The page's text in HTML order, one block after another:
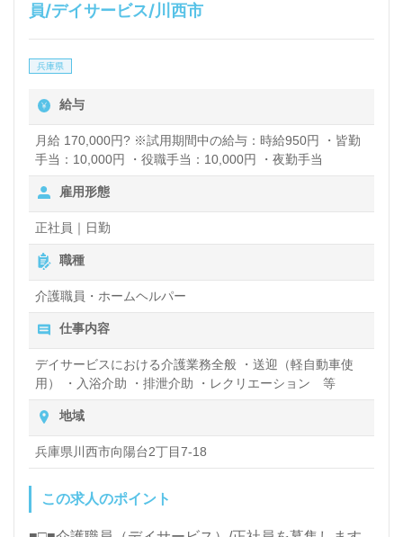
員/デイサービス/川西市
兵庫県
給与
月給 170,000円? ※試用期間中の給与：時給950円 ・皆勤
手当：10,000円 ・役職手当：10,000円 ・夜勤手当
雇用形態
正社員｜日勤
職種
介護職員・ホームヘルパー
仕事内容
デイサービスにおける介護業務全般 ・送迎（軽自動車使
用） ・入浴介助 ・排泄介助 ・レクリエーション 等
地域
兵庫県川西市向陽台2丁目7-18
この求人のポイント